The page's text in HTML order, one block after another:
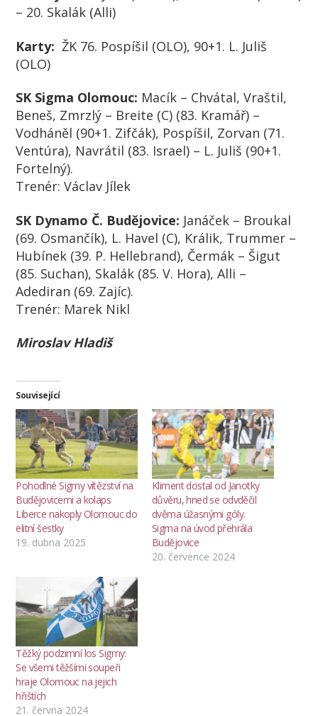
– 20. Skalák (Alli)
Karty: ŽK 76. Pospíšil (OLO), 90+1. L. Juliš
(OLO)
SK Sigma Olomouc: Macík – Chvátal, Vraštil,
Beneš, Zmrzlý – Breite (C) (83. Kramář) –
Vodháněl (90+1. Zifčák), Pospíšil, Zorvan (71.
Ventúra), Navrátil (83. Israel) – L. Juliš (90+1.
Fortelný).
Trenér:Václav Jílek
SK Dynamo Č. Budějovice: Janáček – Broukal
(69. Osmančík), L. Havel (C), Králik, Trummer –
Hubínek (39. P. Hellebrand), Čermák – Šigut
(85. Suchan), Skalák (85. V. Hora), Alli –
Adediran (69. Zajíc).
Trenér: Marek Nikl
Miroslav Hladiš
Související
Pohodlné Sigmy vítězství na
Budějovicemi a kolaps
Liberce nakoply Olomouc do
elitní šestky
19. dubna 2025
Kliment dostal od Janotky
důvěru, hned se odvděčil
dvěma úžasnými góly.
Sigma na úvod přehrála
Budějovice
20. července 2024
Těžký podzimní los Sigmy:
Se všemi těžšími soupeři
hraje Olomouc na jejich
hřištích
21. června 2024